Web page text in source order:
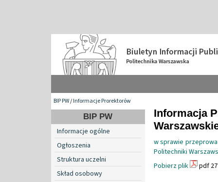
BIP PW/Informacje Prorektorów
BIP PW
Informacje ogólne
Ogłoszenia
Struktura uczelni
Skład osobowy
Informacja
w sprawie
Politechniki
Pobierz plik
pdf